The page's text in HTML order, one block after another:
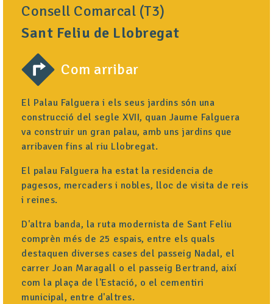
Consell Comarcal (T3)
Sant Feliu de Llobregat
Com arribar
El Palau Falguera i els seus jardins són una
construcció del segle XVII, quan Jaume Falguera
va construir un gran palau, amb uns jardins que
arribaven fins al riu Llobregat.
El palau Falguera ha estat la residencia de
pagesos, mercaders i nobles, lloc de visita de reis
i reines.
D'altra banda, la ruta modernista de Sant Feliu
comprèn més de 25 espais, entre els quals
destaquen diverses cases del passeig Nadal, el
carrer Joan Maragall o el passeig Bertrand, així
com la plaça de l'Estació, o el cementiri
municipal, entre d'altres.